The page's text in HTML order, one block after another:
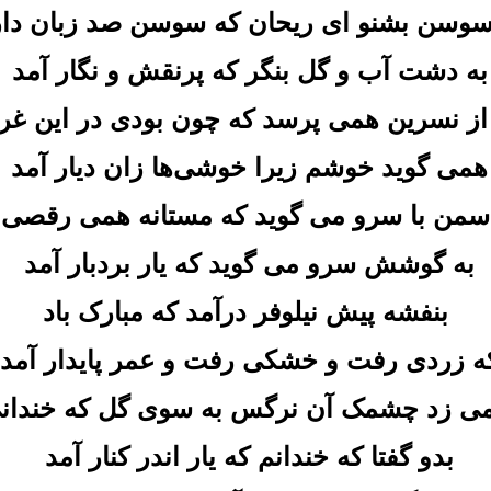
بشنو ای ریحان که سوسن صد زبان
به دشت آب و گل بنگر که پرنقش و نگار آمد
نسرین همی ‌پرسد که چون بودی در این
همی‌ گوید خوشم زیرا خوشی‌ها زان دیار آمد
سمن با سرو می ‌گوید که مستانه همی ‌رقصی
به گوشش سرو می ‌گوید که یار بردبار آمد
بنفشه پیش نیلوفر درآمد که مبارک باد
زردی رفت و خشکی رفت و عمر پایدار آمد
‌زد چشمک آن نرگس به سوی گل که
بدو گفتا که خندانم که یار اندر کنار آمد